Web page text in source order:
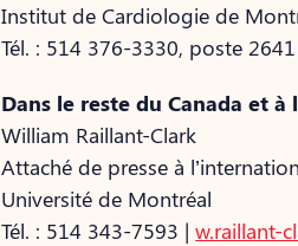
Institut de Cardiologie de
Tél. : 514 376-3330, poste
Dans le reste du Canada et à
William Raillant-Clark
Attaché de presse à
Université de Montréal
Tél. : 514 343-7593 |w.raillant-